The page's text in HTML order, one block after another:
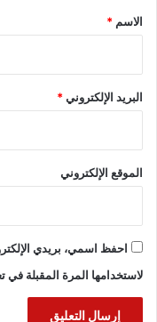
*
الاسم *
البريد الإلكتروني*
الموقع الإلكتروني
احفظ اسمي، بريدي
لاستخدامها المرة المقبلة في